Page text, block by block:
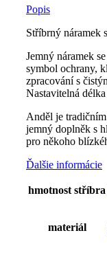
Popis
Stříbrný náramek
Jemný náramek
symbol ochrany,
zpracování s
Nastavitelná
Anděl je
jemný doplněk s
pro někoho
Ďalšie informácie
hmotnost stříbra
materiál